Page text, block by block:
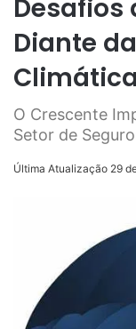
Desafios
Diante
O Crescente
Setor de
Última Atualização 29